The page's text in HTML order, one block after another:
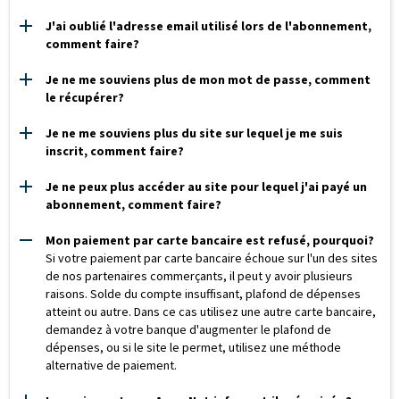
J'ai oublié l'adresse email utilisé lors de l'abonnement,
comment faire?
Je ne me souviens plus de mon mot de passe, comment
le récupérer?
Je ne me souviens plus du site sur lequel je me suis
inscrit, comment faire?
Je ne peux plus accéder au site pour lequel j'ai payé un
abonnement, comment faire?
Mon paiement par carte bancaire est refusé, pourquoi?
Si votre paiement par carte bancaire échoue sur l'un des sites
de nos partenaires commerçants, il peut y avoir plusieurs
raisons. Solde du compte insuffisant, plafond de dépenses
atteint ou autre. Dans ce cas utilisez une autre carte bancaire,
demandez à votre banque d'augmenter le plafond de
dépenses, ou si le site le permet, utilisez une méthode
alternative de paiement.